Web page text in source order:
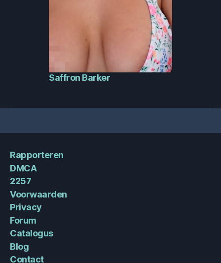
Saffron Barker
Rapporteren
DMCA
2257
Voorwaarden
Privacy
Forum
Catalogus
Blog
Contact